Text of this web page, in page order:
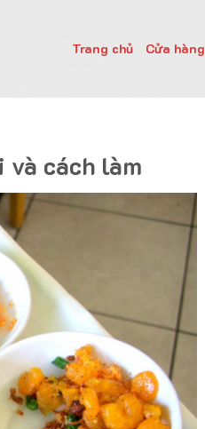
Trang chủ Cửa hàng
và cách làm